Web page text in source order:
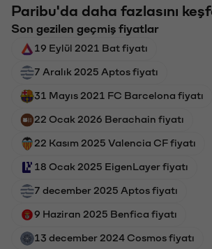
Paribu'da daha fazlasını
Son gezilen geçmiş fiyatlar
19 Eylül 2021 Bat fiyatı
7 Aralık 2025 Aptos fiyatı
31 Mayıs 2021 FC Barcelona fiyatı
22 Ocak 2026 Berachain fiyatı
22 Kasım 2025 Valencia CF fiyatı
18 Ocak 2025 EigenLayer fiyatı
7 december 2025 Aptos fiyatı
9 Haziran 2025 Benfica fiyatı
13 december 2024 Cosmos fiyatı